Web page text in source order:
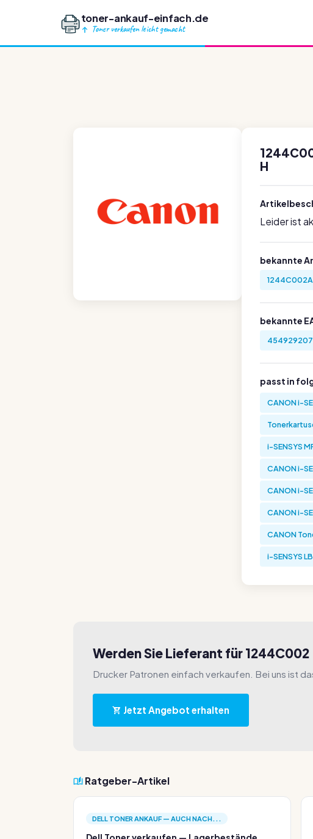
toner-ankauf-einfach.de
Toner verkaufen leicht gemacht
H
Leider ist
bekannte
bekannte
passt in
CANON i-
i-SENSYS
CANON i-
CANON i-
CANON i-
CANON
i-SENSYS
Werden Sie Lieferant für 1244C002
Drucker Patronen einfach verkaufen. Bei uns ist
Jetzt Angebot erhalten
Ratgeber-Artikel
DELL TONER ANKAUF — AUCH NACH...